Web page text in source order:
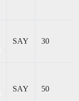
SAY 30
SAY 50